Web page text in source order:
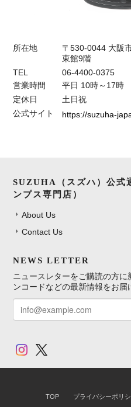
所在地
〒530-0044 大阪
東館9階
TEL
06-4400-0375
営業時間
平日 10時～17時
定休日
土日祝
公式サイト
https://suzuha-
SUZUHA（スズハ）公式
ンプス専門店）
About Us
Contact Us
NEWS LETTER
ニュースレターをご購読の方
ンコードなどの最新情報をお届
TOP プライバシーポリ